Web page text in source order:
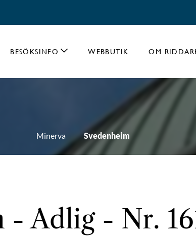
BESÖKSINFO WEBBUTIK OM
Minerva Svedenheim
- Adlig - Nr.